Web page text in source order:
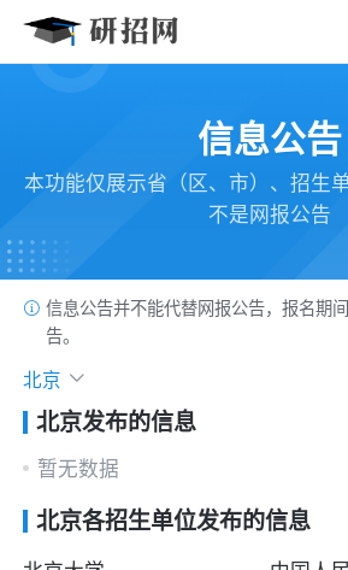
信息公告
本功能仅展示省（区、市）、招生
不是网报公告
信息公告并不能代替网报公告，报名期
告。
北京
北京发布的信息
暂无数据
北京各招生单位发布的信息